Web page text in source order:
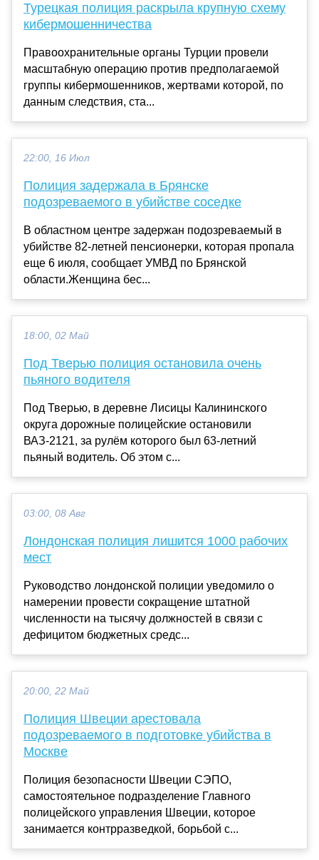
Турецкая полиция раскрыла крупную схему
кибермошенничества
Правоохранительные органы Турции провели
масштабную операцию против предполагаемой
группы кибермошенников, жертвами которой, по
данным следствия, ста...
22:00, 16 Июл
Полиция задержала в Брянске
подозреваемого в убийстве соседке
В областном центре задержан подозреваемый в
убийстве 82-летней пенсионерки, которая пропала
еще 6 июля, сообщает УМВД по Брянской
области.Женщина бес...
18:00, 02 Май
Под Тверью полиция остановила очень
пьяного водителя
Под Тверью, в деревне Лисицы Калининского
округа дорожные полицейские остановили
ВАЗ-2121, за рулём которого был 63-летний
пьяный водитель. Об этом с...
03:00, 08 Авг
Лондонская полиция лишится 1000 рабочих
мест
Руководство лондонской полиции уведомило о
намерении провести сокращение штатной
численности на тысячу должностей в связи с
дефицитом бюджетных средс...
20:00, 22 Май
Полиция Швеции арестовала
подозреваемого в подготовке убийства в
Москве
Полиция безопасности Швеции СЭПО,
самостоятельное подразделение Главного
полицейского управления Швеции, которое
занимается контрразведкой, борьбой с...